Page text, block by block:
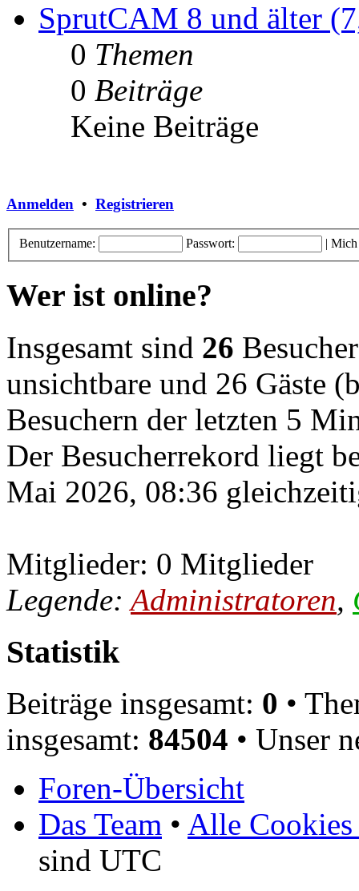
SprutCAM 8 und älter
0 Themen
0 Beiträge
Keine Beiträge
Anmelden • Registrieren
Benutzername: Passwort: | Mich
Wer ist online?
Insgesamt sind 26
unsichtbare und 26 Gäste
Besuchern der letzten 5
Der Besucherrekord liegt
Mai 2026, 08:36
Mitglieder: 0 Mitglieder
Legende:Administratoren,
Statistik
Beiträge insgesamt: 0 •
insgesamt: 84504 • Unser
Foren-Übersicht
Das Team • Alle Cookies
sind UTC